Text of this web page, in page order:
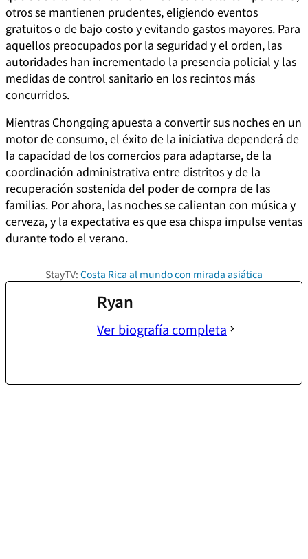
otros se mantienen prudentes, eligiendo eventos
gratuitos o de bajo costo y evitando gastos mayores. Para
aquellos preocupados por la seguridad y el orden, las
autoridades han incrementado la presencia policial y las
medidas de control sanitario en los recintos más
concurridos.
Mientras Chongqing apuesta a convertir sus noches en un
motor de consumo, el éxito de la iniciativa dependerá de
la capacidad de los comercios para adaptarse, de la
coordinación administrativa entre distritos y de la
recuperación sostenida del poder de compra de las
familias. Por ahora, las noches se calientan con música y
cerveza, y la expectativa es que esa chispa impulse ventas
durante todo el verano.
StayTV: Costa Rica al mundo con mirada asiática
Ryan
Ver biografía completa